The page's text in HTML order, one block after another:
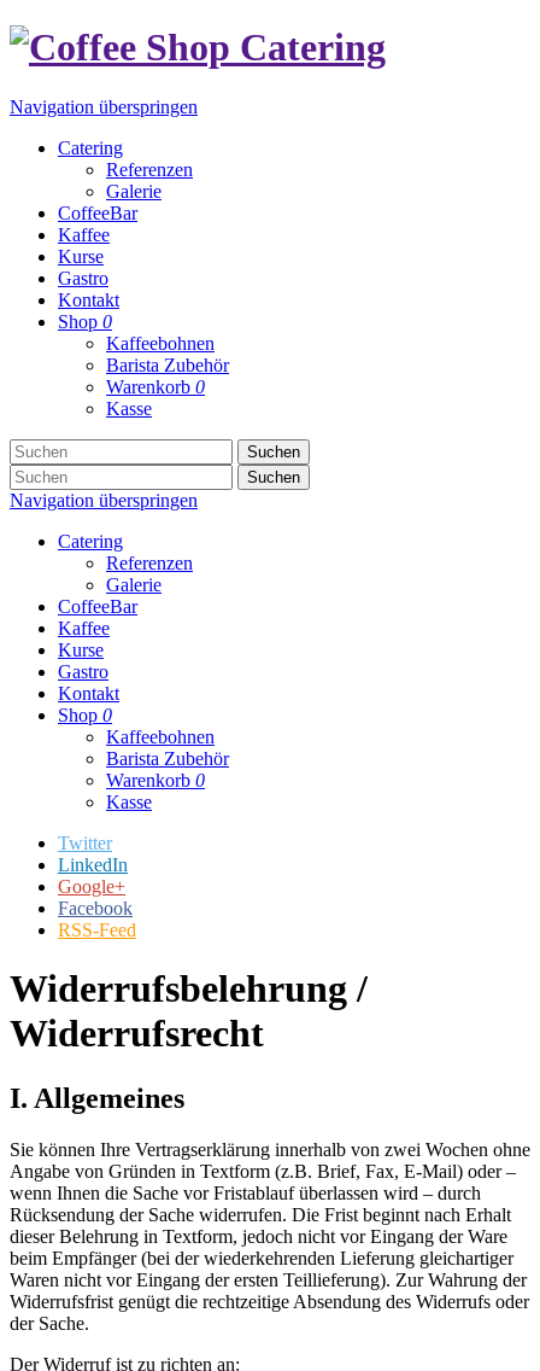
Navigation überspringen
Catering
Referenzen
Galerie
CoffeeBar
Kaffee
Kurse
Gastro
Kontakt
Shop 0
Kaffeebohnen
Barista Zubehör
Warenkorb 0
Kasse
Suchen
Suchen
Navigation überspringen
Catering
Referenzen
Galerie
CoffeeBar
Kaffee
Kurse
Gastro
Kontakt
Shop 0
Kaffeebohnen
Barista Zubehör
Warenkorb 0
Kasse
Twitter
LinkedIn
Google+
Facebook
RSS-Feed
Widerrufsbelehrung /
Widerrufsrecht
I. Allgemeines
Sie können Ihre Vertragserklärung innerhalb von zwei Wochen ohne
Angabe von Gründen in Textform (z.B. Brief, Fax, E-Mail) oder –
wenn Ihnen die Sache vor Fristablauf überlassen wird – durch
Rücksendung der Sache widerrufen. Die Frist beginnt nach Erhalt
dieser Belehrung in Textform, jedoch nicht vor Eingang der Ware
beim Empfänger (bei der wiederkehrenden Lieferung gleichartiger
Waren nicht vor Eingang der ersten Teillieferung). Zur Wahrung der
Widerrufsfrist genügt die rechtzeitige Absendung des Widerrufs oder
der Sache.
Der Widerruf ist zu richten an: